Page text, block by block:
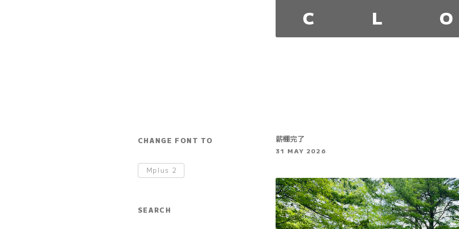
C L O
CHANGE FONT TO
Mplus 2
SEARCH
薪棚完了
31 MAY 2026